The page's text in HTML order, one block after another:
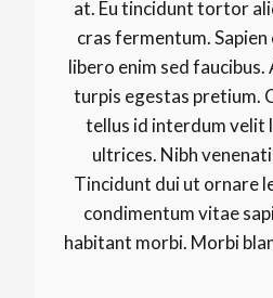
at. Eu tincidunt tortor
cras fermentum.
libero enim sed faucibus.
turpis egestas pretium.
tellus id interdum velit
ultrices. Nibh
Tincidunt dui ut ornare
condimentum vitae
habitant morbi. Morbi